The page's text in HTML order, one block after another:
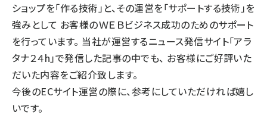
ショップを「作る技術」と、その運営を「サポートする技術」を
強みとして お客様のＷＥＢビジネス成功のためのサポート
を行っています。 当社が運営するニュース発信サイト「アラ
タナ２４h」で発信した記事の中でも、 お客様にご好評いた
だいた内容をご紹介致します。
今後のECサイト運営の際に、参考にしていただければ嬉し
いです。